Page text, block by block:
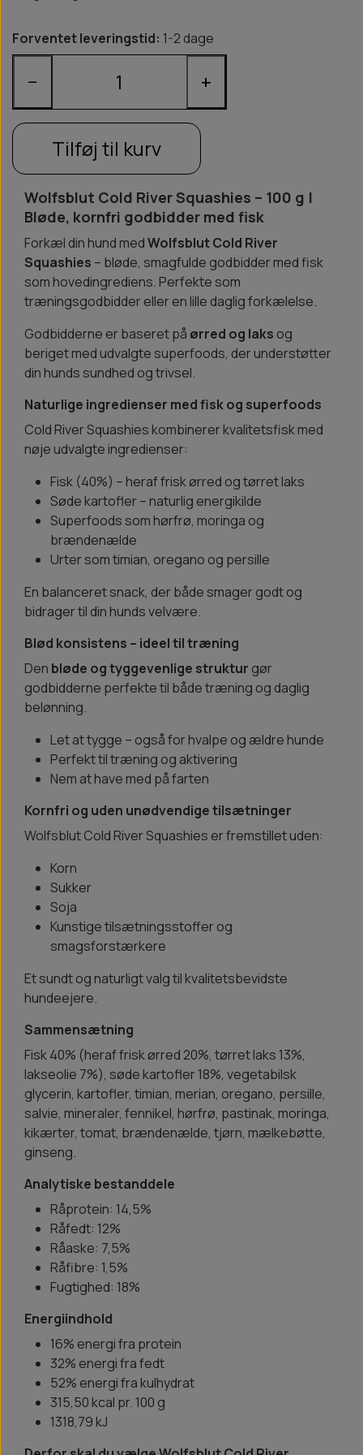
Forventet leveringstid: 1-2 dage
− +
Tilføj til kurv
Wolfsblut Cold River Squashies – 100 g |
Bløde, kornfri godbidder med fisk
Forkæl din hund medWolfsblut Cold River
Squashies – bløde, smagfulde godbidder med fisk
som hovedingrediens. Perfekte som
træningsgodbidder eller en lille daglig forkælelse.
Godbidderne er baseret på ørred og laks og
beriget med udvalgte superfoods, der understøtter
din hunds sundhed og trivsel.
Naturlige ingredienser med fisk og superfoods
Cold River Squashies kombinerer kvalitetsfisk med
nøje udvalgte ingredienser:
Fisk (40%) – heraf frisk ørred og tørret laks
Søde kartofler – naturlig energikilde
Superfoods som hørfrø, moringa og
brændenælde
Urter som timian, oregano og persille
En balanceret snack, der både smager godt og
bidrager til din hunds velvære.
Blød konsistens – ideel til træning
Den bløde og tyggevenlige struktur gør
godbidderne perfekte til både træning og daglig
belønning.
Let at tygge – også for hvalpe og ældre hunde
Perfekt til træning og aktivering
Nem at have med på farten
Kornfri og uden unødvendige tilsætninger
Wolfsblut Cold River Squashies er fremstillet uden:
Korn
Sukker
Soja
Kunstige tilsætningsstoffer og
smagsforstærkere
Et sundt og naturligt valg til kvalitetsbevidste
hundeejere.
Sammensætning
Fisk 40% (heraf frisk ørred 20%, tørret laks 13%,
lakseolie 7%), søde kartofler 18%, vegetabilsk
glycerin, kartofler, timian, merian, oregano, persille,
salvie, mineraler, fennikel, hørfrø, pastinak, moringa,
kikærter, tomat, brændenælde, tjørn, mælkebøtte,
ginseng.
Analytiske bestanddele
Råprotein: 14,5%
Råfedt: 12%
Råaske: 7,5%
Råfibre: 1,5%
Fugtighed: 18%
Energiindhold
16% energi fra protein
32% energi fra fedt
52% energi fra kulhydrat
315,50 kcal pr. 100 g
1318,79 kJ